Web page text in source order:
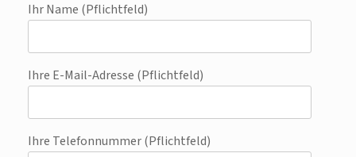
Ihr Name (Pflichtfeld)
Ihre E-Mail-Adresse (Pflichtfeld)
Ihre Telefonnummer (Pflichtfeld)